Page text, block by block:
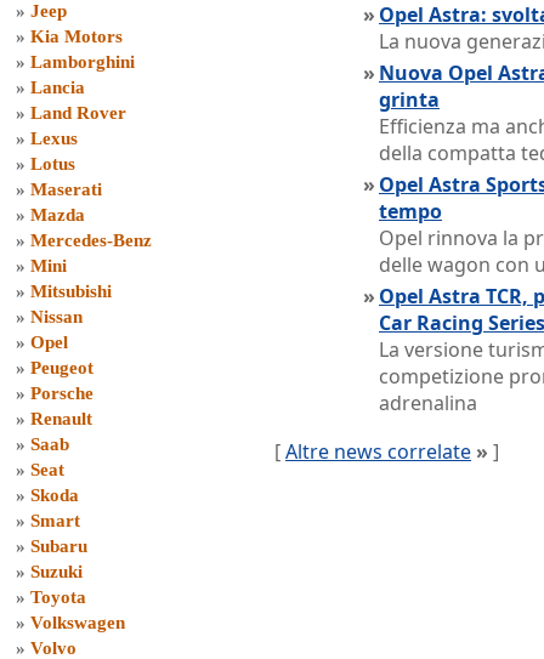
» Jeep
» Kia Motors
» Lamborghini
» Lancia
» Land Rover
» Lexus
» Lotus
» Maserati
» Mazda
» Mercedes-Benz
» Mini
» Mitsubishi
» Nissan
» Opel
» Peugeot
» Porsche
» Renault
» Saab
» Seat
» Skoda
» Smart
» Subaru
» Suzuki
» Toyota
» Volkswagen
» Volvo
» Opel Astra:
La nuova
» Nuova Opel
grinta
Efficienza ma
della compatta
» Opel Astra
tempo
Opel rinnova la
delle wagon con
» Opel Astra
Car Racing Series
La versione
competizione
adrenalina
[Altre news correlate » ]